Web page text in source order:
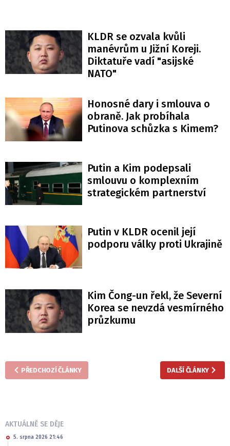
KLDR se ozvala kvůli
manévrům u Jižní Koreji.
Diktatuře vadí "asijské
NATO"
Honosné dary i smlouva o
obraně. Jak probíhala
Putinova schůzka s Kimem?
Putin a Kim podepsali
smlouvu o komplexním
strategickém partnerství
Putin v KLDR ocenil její
podporu války proti Ukrajině
Kim Čong-un řekl, že Severní
Korea se nevzdá vesmírného
průzkumu
PŘEDCHOZÍ ČLÁNKY DALŠÍ ČLÁNKY
AKTUÁLNĚ SE DĚJE
5. srpna 2026 21:46